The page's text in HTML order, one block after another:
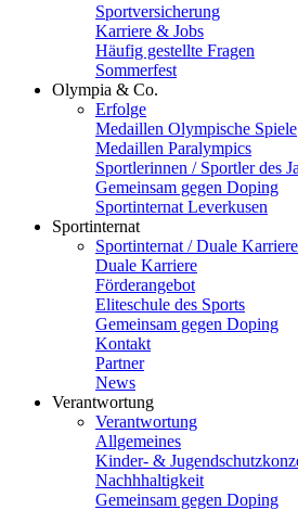
Sportversicherung
Karriere & Jobs
Häufig gestellte Fragen
Sommerfest
Olympia & Co.
Erfolge
Medaillen Olympische Spiele
Medaillen Paralympics
Sportlerinnen / Sportler des
Gemeinsam gegen Doping
Sportinternat Leverkusen
Sportinternat
Sportinternat / Duale Karriere
Duale Karriere
Förderangebot
Eliteschule des Sports
Gemeinsam gegen Doping
Kontakt
Partner
News
Verantwortung
Verantwortung
Allgemeines
Kinder- &
Nachhhaltigkeit
Gemeinsam gegen Doping